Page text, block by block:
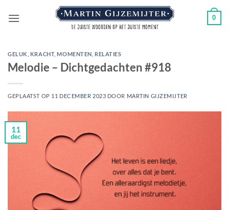
naar
0
GELUK KRACHT,MOMENTEN RELATIES
Melodie – Dichtgedachten #918
GEPLAATST OP 11 DECEMBER 2023 DOOR MARTIN GIJZEMIJTER
11
dec